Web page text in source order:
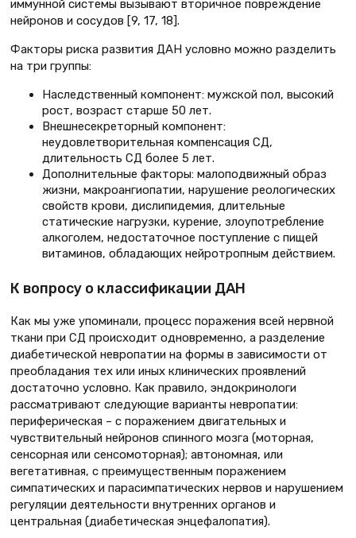
иммунной системы вызывают вторичное повреждение
нейронов и сосудов [9, 17, 18].
Факторы риска развития ДАН условно можно разделить
на три группы:
Наследственный компонент: мужской пол, высокий
рост, возраст старше 50 лет.
Внешнесекреторный компонент:
неудовлетворительная компенсация СД,
длительность СД более 5 лет.
Дополнительные факторы: малоподвижный образ
жизни, макроангиопатии, нарушение реологических
свойств крови, дислипидемия, длительные
статические нагрузки, курение, злоупотребление
алкоголем, недостаточное поступление с пищей
витаминов, обладающих нейротропным действием.
К вопросу о классификации ДАН
Как мы уже упоминали, процесс поражения всей нервной
ткани при СД происходит одновременно, а разделение
диабетической невропатии на формы в зависимости от
преобладания тех или иных клинических проявлений
достаточно условно. Как правило, эндокринологи
рассматривают следующие варианты невропатии:
периферическая – с поражением двигательных и
чувствительный нейронов спинного мозга (моторная,
сенсорная или сенсомоторная); автономная, или
вегетативная, с преимущественным поражением
симпатических и парасимпатических нервов и нарушением
регуляции деятельности внутренних органов и
центральная (диабетическая энцефалопатия).